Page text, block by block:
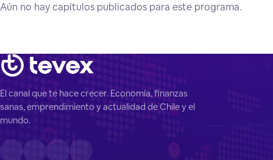
Aún no hay capítulos publicados para este programa.
El canal que te hace crecer. Economía, finanzas
sanas, emprendimiento y actualidad de Chile y el
mundo.